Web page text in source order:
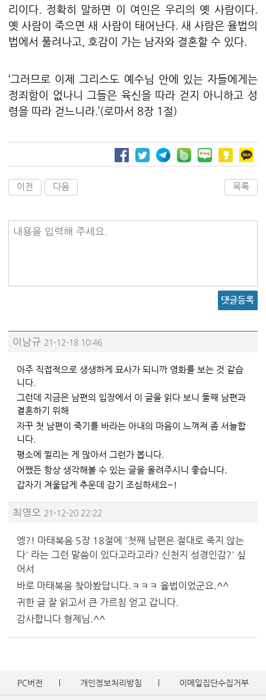
리이다
정확히 말하면 이 여인은 우리의 옛 사람이다
옛 사람이 죽으면 새 사람이 태어난다. 새 사람은 율법의
법에서 풀려나고
호감이 가는 남자와 결혼할 수 있다
‘그러므로 이제 그리스도 예수님 안에 있는 자들에게는
정죄함이 없나니 그들은 육신을 따라 걷지 아니하고 성
령을 따라 걷느니라 .’(로마서 8장 1 절)
이전 다음 목록
내용을 입력해 주세요.
댓글등록
이남규 21-12-18 10:46
아주 직접적으로 생생하게 묘사가 되니까 영화를 보는 것 같습
니다.
그런데 지금은 남편의 입장에서 이 글을 읽다 보니 둘째 남편과
결혼하기 위해
자꾸 첫 남편이 죽기를 바라는 아내의 마음이 느껴져 좀 서늘합
니다.
평소에 찔리는 게 많아서 그런가 봅니다.
어쨌든 항상 생각해볼 수 있는 글을 올려주시니 좋습니다.
갑자기 겨울답게 추운데 감기 조심하세요~!
최영오 21-12-20 22:22
엥?! 마태복음 5장 18절에 '첫째 남편은 절대로 죽지 않는
다' 라는 그런 말씀이 있다고라고라? 신천지 성경인감?' 싶
어서
바로 마태복음 찾아봤답니다.ㅋㅋㅋ 율법이었군요.^^
귀한 글 잘 읽고서 큰 가르침 얻고 갑니다.
감사합니다 형제님.^^
PC버전 개인정보처리방침 이메일집단수집거부